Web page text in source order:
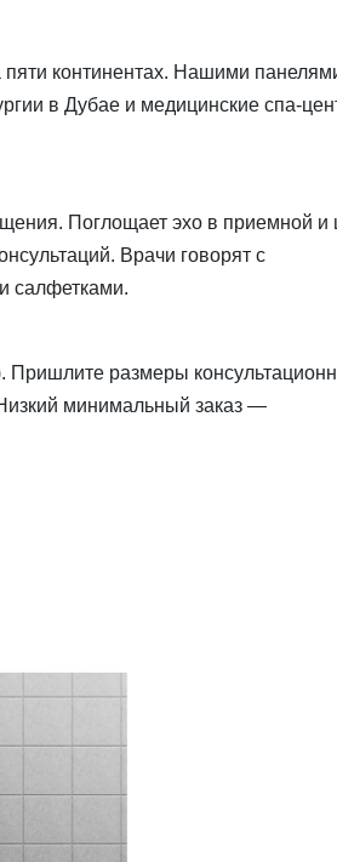
пяти континентах. Нашими
в Дубае и медицинские спа-
Поглощает эхо в приемной
Врачи говорят с
салфетками.
Пришлите размеры
минимальный заказ —